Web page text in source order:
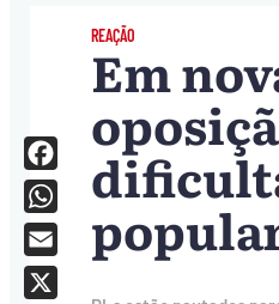
REAÇÃO
Em
Facebook
WhatsApp
Email